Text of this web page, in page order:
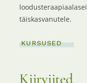
täiskasvanutele.
KURSUSED
Kiirviited